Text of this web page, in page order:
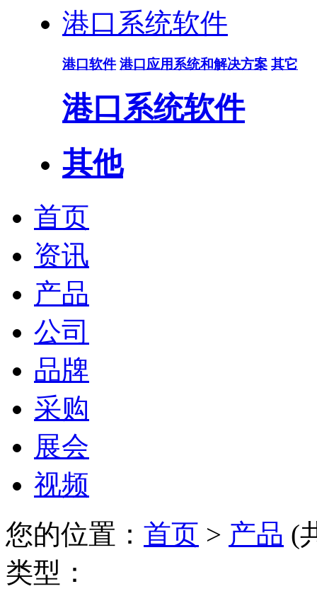
港口系统软件
港口软件 港口应用系统和解决方案 其它
港口系统软件
其他
首页
资讯
产品
公司
品牌
采购
展会
视频
您的位置： 首页 > 产品 (
类型：